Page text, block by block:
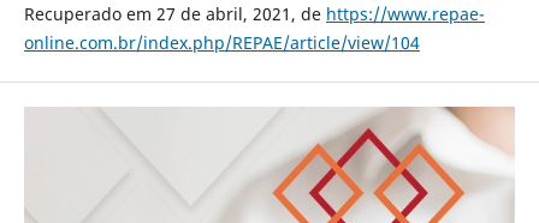
Recuperado em 27 de abril, 2021, de https://www.repae-
online.com.br/index.php/REPAE/article/view/104